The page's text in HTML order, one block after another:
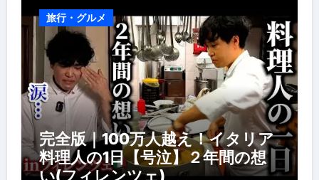
旅行・グルメ
完全版｜100万人越え！イタリア
料理人の1日【号泣】２年間の想
い(フィレンツェ)